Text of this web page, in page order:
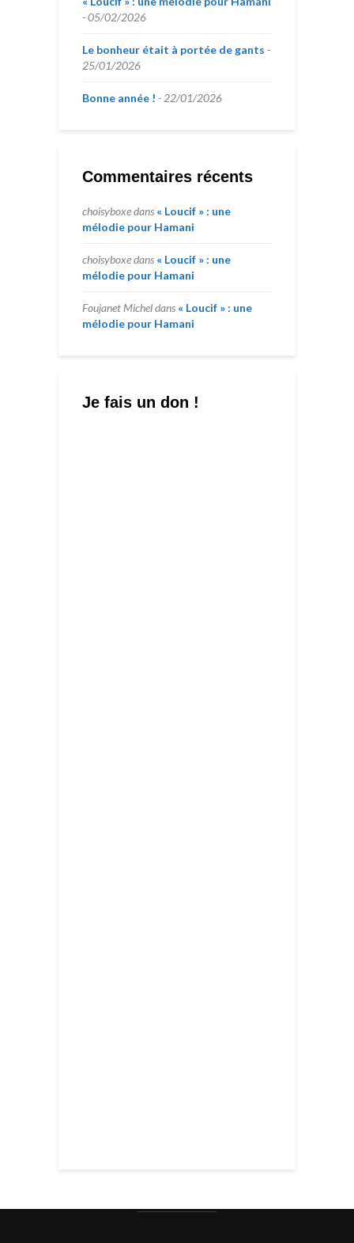
05/02/2026
Le bonheur était à portée de gants
25/01/2026
Bonne année ! 22/01/2026
Commentaires récents
choisyboxedans « Loucif » : une
mélodie pour Hamani
choisyboxedans « Loucif » : une
mélodie pour Hamani
Foujanet Micheldans « Loucif » : une
mélodie pour Hamani
Je fais un don !